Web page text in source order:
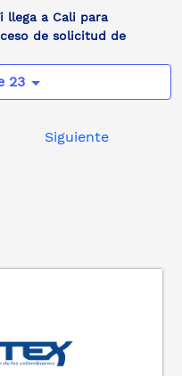
llega a Cali para
de solicitud de
23
Siguiente